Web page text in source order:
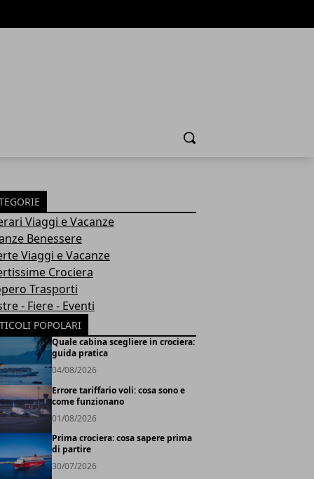
Cerca
Viaggi e Vacanze
Benessere
Viaggi e Vacanze
Crociera
Trasporti
- Fiere - Eventi
POPOLARI
Quale cabina scegliere in crociera:
guida pratica
04/08/2026
Errore tariffario voli: cosa sono e
come funzionano
01/08/2026
Prima crociera: cosa sapere prima
di partire
30/07/2026